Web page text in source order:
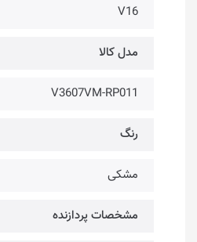
V16
مدل کالا
V3607VM-RP011
رنگ
مشکی
مشخصات پردازنده